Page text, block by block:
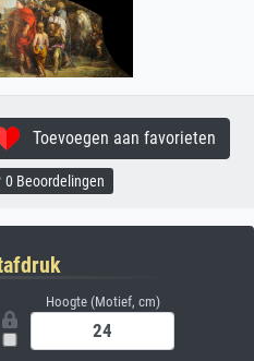
Toevoegen aan favorieten
0 Beoordelingen
Hoogte (Motief, cm)